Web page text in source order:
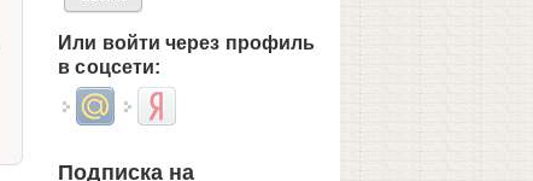
Или войти через профиль
в соцсети:
Login with Mail.ruLogin with Яндекс
Подписка на